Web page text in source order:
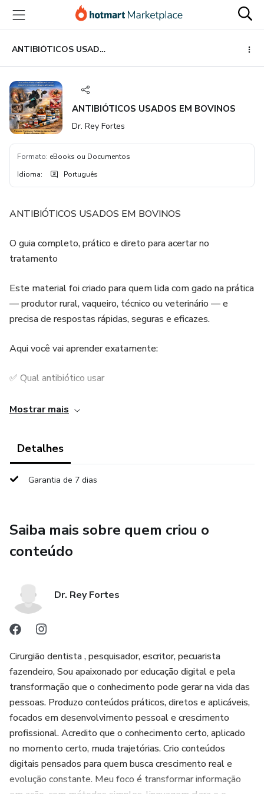
para
conteúdo
principal
para
pagamento
para
rodapé
ANTIBIÓTICOS USADOS EM BOVINOS
ANTIBIÓTICOS USADOS EM BOVINOS
Dr. Rey Fortes
Formato: eBooks ou Documentos
Idioma: Português
ANTIBIÓTICOS USADOS EM BOVINOS
O guia completo, prático e direto para acertar no
tratamento
Este material foi criado para quem lida com gado na prática
— produtor rural, vaqueiro, técnico ou veterinário — e
precisa de respostas rápidas, seguras e eficazes.
Aqui você vai aprender exatamente:
✅ Qual antibiótico usar
✅ Quando usar
✅ Por quantos dias
Tudo isso organizado em tabelas e fluxogramas, sem
✔️ Todos os principais antibióticos do mercado brasileiro
✔️ Indicações claras e objetivas
✔️ Contraindicações importantes (inclusive uso restrito
MAPA)
✔️ Dosagens corretas (mL/kg, frequência e duração)
✔️ Alternativas quando o primeiro antibiótico falha
🦶 Protocolos prontos para os problemas que mais dão
prejuízo
Mostrar mais
Detalhes
Garantia de 7 dias
Saiba mais sobre quem criou o
conteúdo
Dr. Rey Fortes
Cirurgião dentista , pesquisador, escritor, pecuarista
fazendeiro, Sou apaixonado por educação digital e pela
transformação que o conhecimento pode gerar na vida das
pessoas. Produzo conteúdos práticos, diretos e aplicáveis,
focados em desenvolvimento pessoal e crescimento
profissional. Acredito que o conhecimento certo, aplicado
no momento certo, muda trajetórias. Crio conteúdos
digitais pensados para quem busca crescimento real e
evolução constante. Meu foco é transformar informação